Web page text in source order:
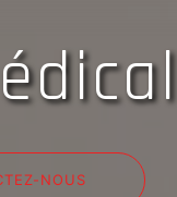
NOUS